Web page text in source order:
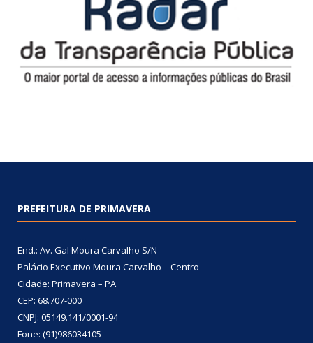
PREFEITURA DE PRIMAVERA
End.: Av. Gal Moura Carvalho S/N
Palácio Executivo Moura Carvalho – Centro
Cidade: Primavera – PA
CEP: 68.707-000
CNPJ: 05149.141/0001-94
Fone: (91)986034105